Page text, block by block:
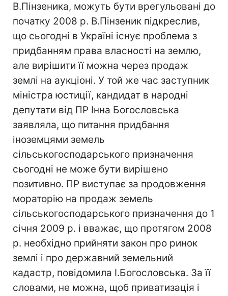
В.Пінзеника, можуть бути врегульовані до
початку 2008 р. В.Пінзеник підкреслив,
що сьогодні в Україні існує проблема з
придбанням права власності на землю,
але вирішити її можна через продаж
землі на аукціоні. У той же час заступник
міністра юстиції, кандидат в народні
депутати від ПР Інна Богословська
заявляла, що питання придбання
іноземцями земель
сільськогосподарського призначення
сьогодні не може бути вирішено
позитивно. ПР виступає за продовження
мораторію на продаж земель
сільськогосподарського призначення до 1
січня 2009 р. і вважає, що протягом 2008
р. необхідно прийняти закон про ринок
землі і про державний земельний
кадастр, повідомила І.Богословська. За її
словами, не можна, щоб приватизація і